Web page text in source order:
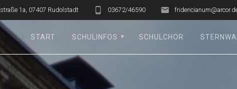
1a, 07407 Rudolstadt 03672/46590
START SCHULINFOS SCHULCHOR